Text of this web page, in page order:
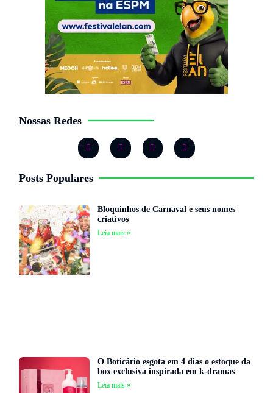
Nossas Redes
Posts Populares
Bloquinhos de Carnaval e seus nomes
criativos
Leia mais »
O Boticário esgota em 4 dias o estoque da
box exclusiva inspirada em k-dramas
Leia mais »